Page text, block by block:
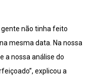
gente não tinha feito
mesma data. Na nossa
a nossa análise do
explicou a